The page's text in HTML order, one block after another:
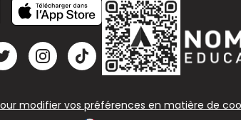
modifier vos préférences en matière de